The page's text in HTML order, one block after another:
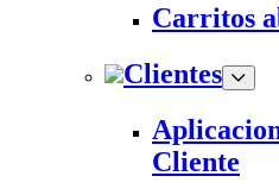
Carritos
Clientes
Cliente